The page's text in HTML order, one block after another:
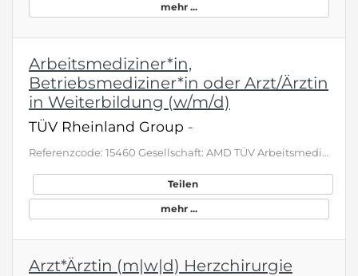
mehr ...
Arbeitsmediziner*in,
Betriebsmediziner*in oder Arzt/Ärztin
in Weiterbildung (w/m/d)
TÜV Rheinland Group -
Referenzcode: 15460 Gesellschaft: AMD TÜV Arbeitsmedizinische Dienste GmbH Die Begeisterung für zukunftsweisende Lösungen teilen wir mit über 28.000 Menschen rund um den Globus. Bei TÜV Rheinland können Sie Ihr Wissen eigenverantwortlich einbringen und sich dabei persönlich immer weiter entwickeln. Wir sind ein Team aus hochqualifizierten Expertinnen und Experten, die sich verantwortungsvollen Herausforderungen stellen, um das Leben mit wertvollen Leistungen zu bereichern. Und wir alle lieben, …
Teilen
mehr ...
Arzt*Ärztin (m|w|d) Herzchirurgie